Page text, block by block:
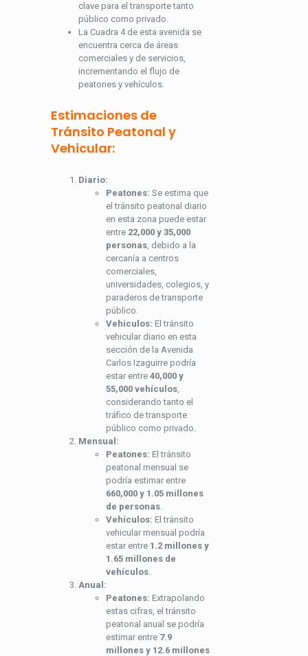
clave para el transporte tanto
público como privado.
La Cuadra 4 de esta avenida se
encuentra cerca de áreas
comerciales y de servicios,
incrementando el flujo de
peatones y vehículos.
Estimaciones de
Tránsito Peatonal y
Vehicular:
Diario:
Peatones: Se estima que
el tránsito peatonal diario
en esta zona puede estar
entre 22,000 y 35,000
personas , debido a la
cercanía a centros
comerciales,
universidades, colegios, y
paraderos de transporte
público.
Vehículos: El tránsito
vehicular diario en esta
sección de la Avenida
Carlos Izaguirre podría
estar entre 40,000 y
55,000 vehículos
considerando tanto el
tráfico de transporte
público como privado.
Mensual:
Peatones: El tránsito
peatonal mensual se
podría estimar entre
660,000 y 1.05 millones
de personas
Vehículos: El tránsito
vehicular mensual podría
estar entre 1.2 millones y
1.65 millones de
vehículos
Anual:
Peatones: Extrapolando
estas cifras, el tránsito
peatonal anual se podría
estimar entre 7.9
millones y 12.6 millones